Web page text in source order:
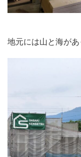
地元には山と海が